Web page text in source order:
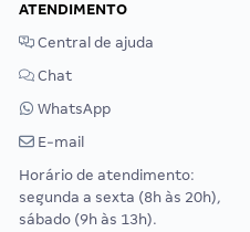
ATENDIMENTO
Central de ajuda
Chat
WhatsApp
E-mail
Horário de atendimento:
segunda a sexta (8h às 20h),
sábado (9h às 13h).